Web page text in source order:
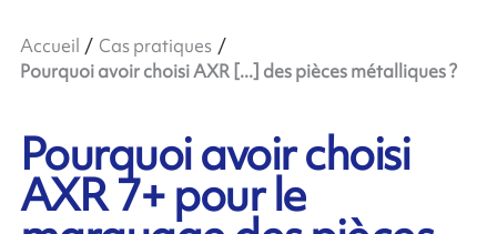
Accueil
Cas pratiques
Pourquoi avoir choisi AXR [...] des pièces métalliques ?
Pourquoi avoir choisi
AXR 7+ pour le